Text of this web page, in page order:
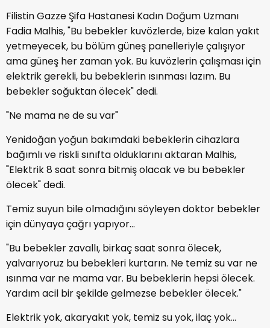
Filistin Gazze Şifa Hastanesi Kadın Doğum Uzmanı
Fadia Malhis, "Bu bebekler kuvözlerde, bize kalan yakıt
yetmeyecek, bu bölüm güneş panelleriyle çalışıyor
ama güneş her zaman yok. Bu kuvözlerin çalışması için
elektrik gerekli, bu bebeklerin ısınması lazım. Bu
bebekler soğuktan ölecek" dedi.
"Ne mama ne de su var"
Yenidoğan yoğun bakımdaki bebeklerin cihazlara
bağımlı ve riskli sınıfta olduklarını aktaran Malhis,
"Elektrik 8 saat sonra bitmiş olacak ve bu bebekler
ölecek" dedi.
Temiz suyun bile olmadığını söyleyen doktor bebekler
için dünyaya çağrı yapıyor...
"Bu bebekler zavallı, birkaç saat sonra ölecek,
yalvarıyoruz bu bebekleri kurtarın. Ne temiz su var ne
ısınma var ne mama var. Bu bebeklerin hepsi ölecek.
Yardım acil bir şekilde gelmezse bebekler ölecek."
Elektrik yok, akaryakıt yok, temiz su yok, ilaç yok...